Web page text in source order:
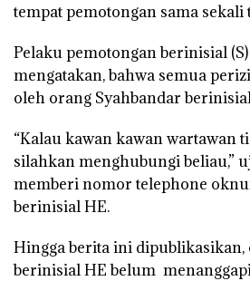
tempat pemotongan sama
Pelaku pemotongan berinisial
mengatakan, bahwa semua
oleh orang Syahbandar
“Kalau kawan kawan wartawan
silahkan menghubungi beliau,”
memberi nomor telephone
berinisial HE.
Hingga berita ini
berinisial HE belum